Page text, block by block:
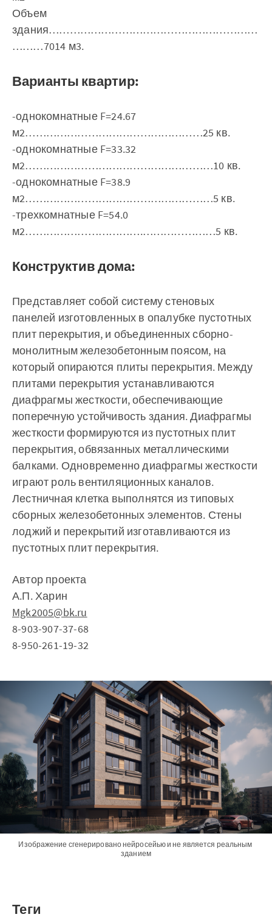
Объем
здания……………………………………………………
………7014 м3.
Варианты квартир:
-однокомнатные F=24.67
м2……………………………………………25 кв.
-однокомнатные F=33.32
м2………………………………………………10 кв.
-однокомнатные F=38.9
м2………………………………………………5 кв.
-трехкомнатные F=54.0
м2…………………………….…………………5 кв.
Конструктив дома:
Представляет собой систему стеновых
панелей изготовленных в опалубке пустотных
плит перекрытия, и объединенных сборно-
монолитным железобетонным поясом, на
который опираются плиты перекрытия. Между
плитами перекрытия устанавливаются
диафрагмы жесткости, обеспечивающие
поперечную устойчивость здания. Диафрагмы
жесткости формируются из пустотных плит
перекрытия, обвязанных металлическими
балками. Одновременно диафрагмы жесткости
играют роль вентиляционных каналов.
Лестничная клетка выполнятся из типовых
сборных железобетонных элементов. Стены
лоджий и перекрытий изготавливаются из
пустотных плит перекрытия.
Автор проекта
А.П. Харин
Mgk2005@bk.ru
8-903-907-37-68
8-950-261-19-32
Изображение сгенерировано нейросейью и не является реальным
зданием
Теги